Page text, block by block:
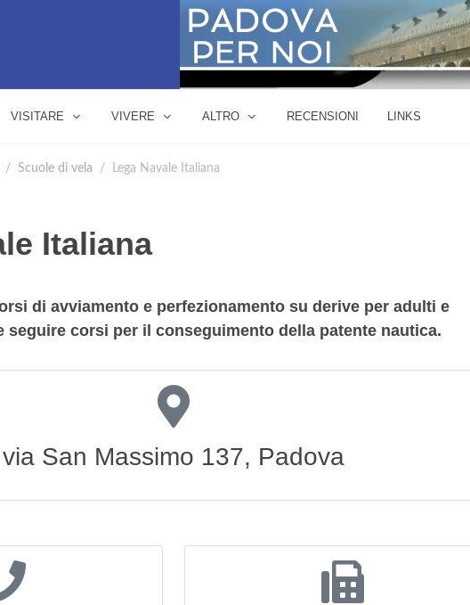
VISITARE VIVERE ALTRO RECENSIONI LINKS
Scuole di vela Lega Navale Italiana
Italiana
di avviamento e perfezionamento su derive per adulti e
seguire corsi per il conseguimento della patente nautica.
via San Massimo 137, Padova